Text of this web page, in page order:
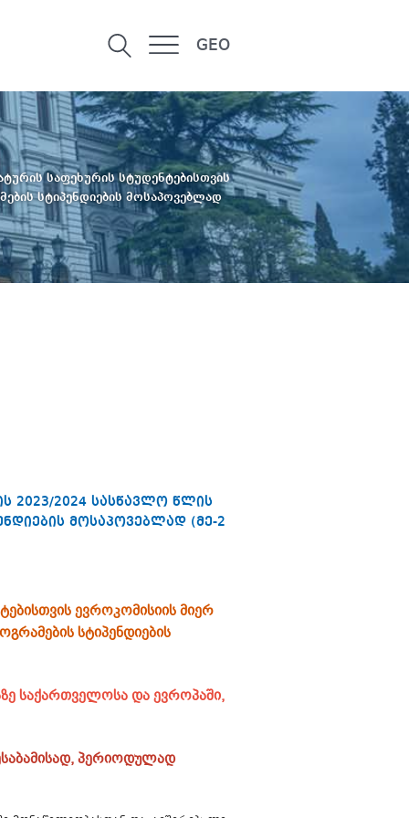
GEO
საფეხურის სტუდენტებისთვის
სტიპენდიების მოსაპოვებლად
2023/2024 სასწავლო წლის
მოსაპოვებლად (მე-2
ევროკომისიის მიერ
სტიპენდიების
საქართველოსა და ევროპაში,
პერიოდულად